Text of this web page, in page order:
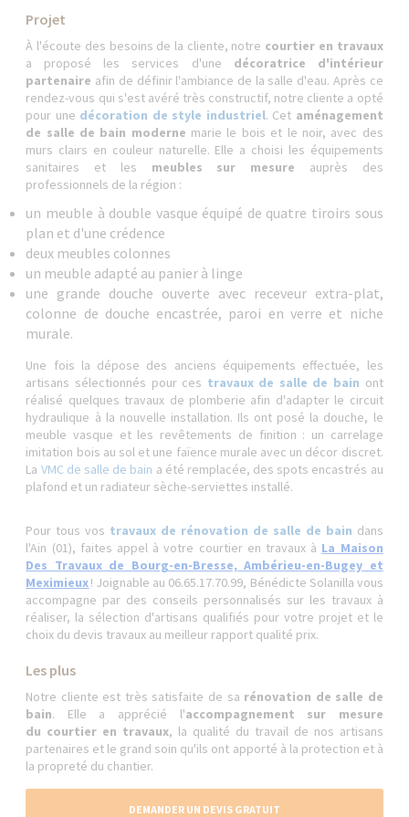
Projet
À l'écoute des besoins de la cliente, notre courtier en travaux
a proposé les services d'une décoratrice d'intérieur
partenaire afin de définir l'ambiance de la salle d'eau. Après ce
rendez-vous qui s'est avéré très constructif, notre cliente a opté
pour une décoration de style industriel. Cet aménagement
de salle de bain moderne marie le bois et le noir, avec des
murs clairs en couleur naturelle. Elle a choisi les équipements
sanitaires et les meubles sur mesure auprès des
professionnels de la région :
un meuble à double vasque équipé de quatre tiroirs sous
plan et d'une crédence
deux meubles colonnes
un meuble adapté au panier à linge
une grande douche ouverte avec receveur extra-plat,
colonne de douche encastrée, paroi en verre et niche
murale.
Une fois la dépose des anciens équipements effectuée, les
artisans sélectionnés pour ces travaux de salle de bain ont
réalisé quelques travaux de plomberie afin d'adapter le circuit
hydraulique à la nouvelle installation. Ils ont posé la douche, le
meuble vasque et les revêtements de finition : un carrelage
imitation bois au sol et une faïence murale avec un décor discret.
La VMC de salle de bain a été remplacée, des spots encastrés au
plafond et un radiateur sèche-serviettes installé.
Pour tous vos travaux de rénovation de salle de bain dans
l'Ain (01), faites appel à votre courtier en travaux à La Maison
Des Travaux de Bourg-en-Bresse, Ambérieu-en-Bugey et
Meximieux! Joignable au 06.65.17.70.99, Bénédicte Solanilla vous
accompagne par des conseils personnalisés sur les travaux à
réaliser, la sélection d'artisans qualifiés pour votre projet et le
choix du devis travaux au meilleur rapport qualité prix.
Les plus
Notre cliente est très satisfaite de sa rénovation de salle de
bain. Elle a apprécié l'accompagnement sur mesure
du courtier en travaux, la qualité du travail de nos artisans
partenaires et le grand soin qu'ils ont apporté à la protection et à
la propreté du chantier.
DEMANDER UN DEVIS GRATUIT